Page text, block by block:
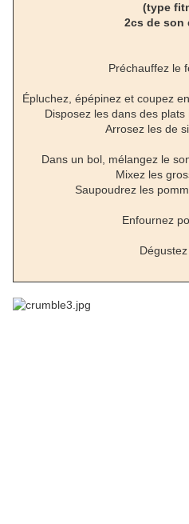
(type
2cs de son
Préchauffez le
Épluchez, épépinez et coupez
Disposez les dans des plats
Arrosez les de
Dans un bol, mélangez le
Mixez les
Saupoudrez les
Enfournez
Dégustez